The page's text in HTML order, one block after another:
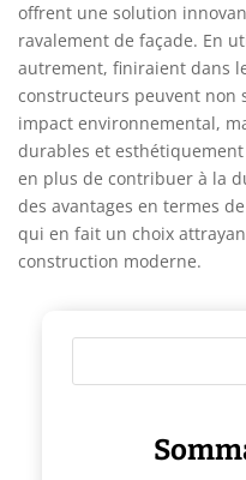
offrent une solution
ravalement de façade. En
autrement, finiraient dans
constructeurs peuvent non
impact environnemental,
durables et
en plus de contribuer à la
des avantages en termes
qui en fait un choix
construction moderne.